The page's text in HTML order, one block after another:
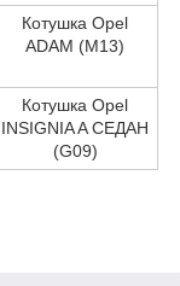
Котушка Opel
ADAM (M13)
Котушка Opel
INSIGNIA A СЕДАН
(G09)